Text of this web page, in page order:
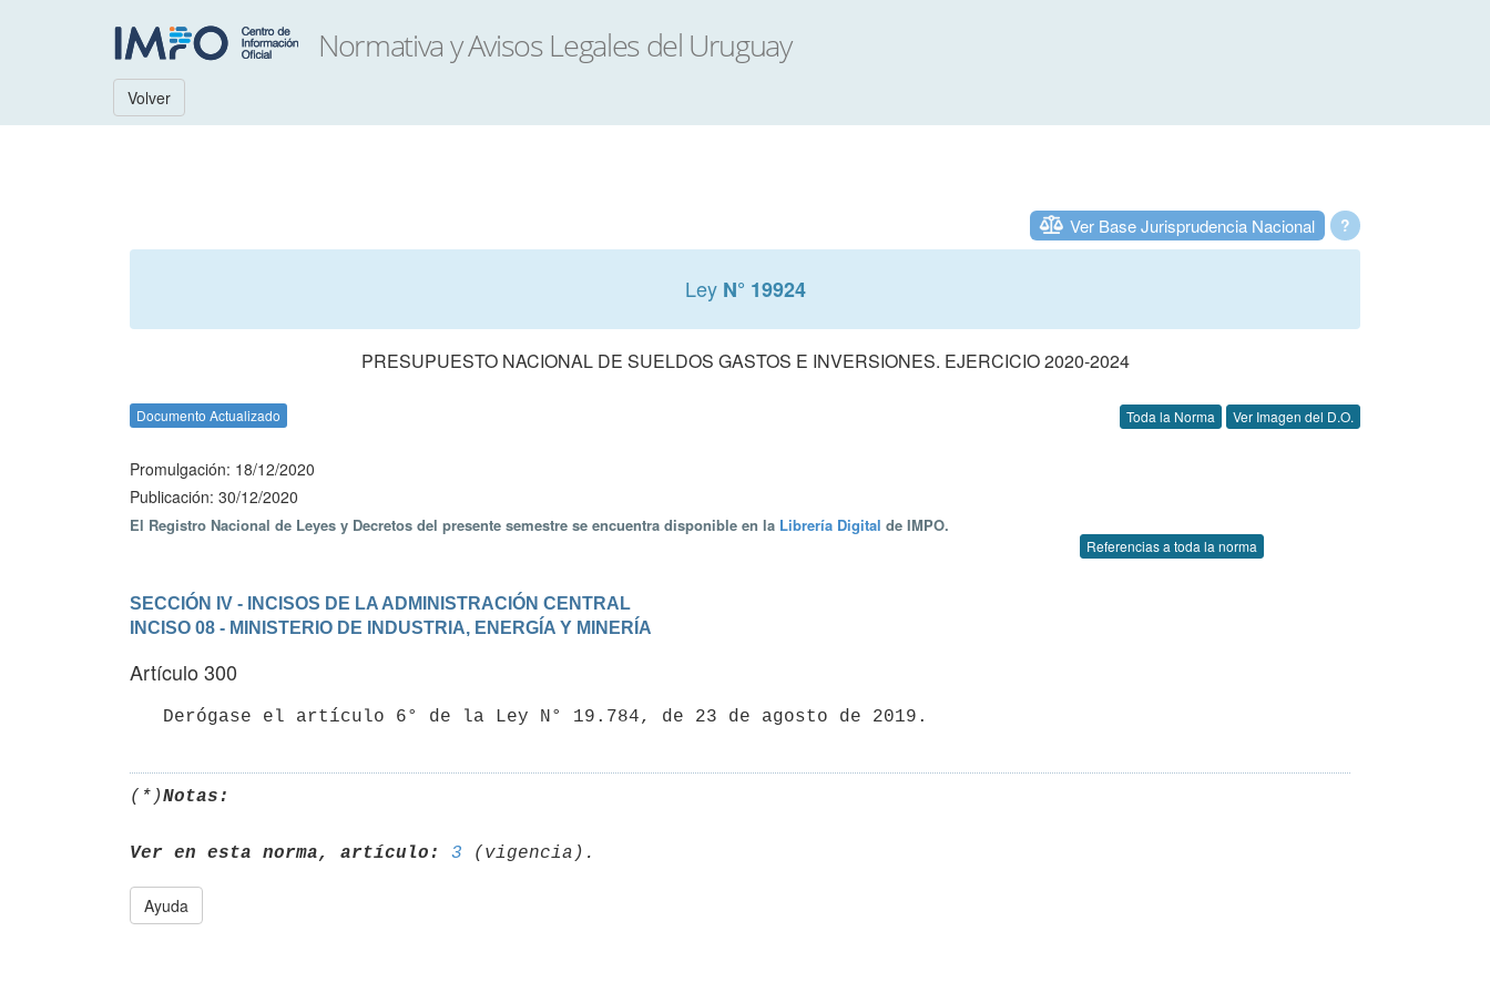
Volver
?
Ver Base Jurisprudencia Nacional
Ley N° 19924
PRESUPUESTO NACIONAL DE SUELDOS GASTOS E INVERSIONES. EJERCICIO 2020-2024
Documento Actualizado Toda la Norma Ver Imagen del D.O.
Promulgación: 18/12/2020
Publicación: 30/12/2020
El Registro Nacional de Leyes y Decretos del presente semestre se encuentra disponible en la Librería Digital de IMPO.
Referencias a toda la norma
SECCIÓN IV - INCISOS DE LA ADMINISTRACIÓN CENTRAL
INCISO 08 - MINISTERIO DE INDUSTRIA, ENERGÍA Y MINERÍA
Artículo 300
(*)Notas:
Ver en esta norma, artículo: 3
Ayuda